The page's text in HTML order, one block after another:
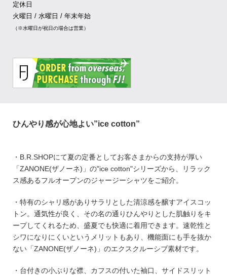
定休日
火曜日 / 水曜日 / 年末年始
（※水曜日が祝日の場合は営業）
ひんやり感が心地よい”ice cotton”
・B.R.SHOPにて夏の定番としてお客さまからの支持が厚い
「ZANONE(ザノーネ)」の"ice cotton"シリーズから、リラック
ス感あるフルオープンのジャージーシャツをご紹介。
・特有のシャリ感がありサラリとした清涼感を醸すアイスコッ
トン。通気性が良く、その名の通りひんやりとした肌触りをキ
ープしてくれるため、盛夏でも快適に着用できます。速乾性と
シワになりにくいというメリットもあり、機能面にも手を抜か
ない「ZANONE(ザノーネ)」のエクスクルーシブ素材です。
・台付きの小ぶりな襟、カフスの付いた袖口、サイドスリット